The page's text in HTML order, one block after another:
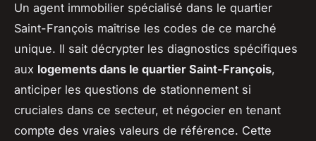
Un agent immobilier spécialisé dans le quartier
Saint-François maîtrise les codes de ce marché
unique. Il sait décrypter les diagnostics spécifiques
aux logements dans le quartier Saint-François,
anticiper les questions de stationnement si
cruciales dans ce secteur, et négocier en tenant
compte des vraies valeurs de référence. Cette